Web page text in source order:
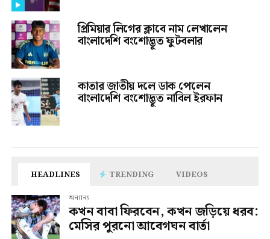
প্রিমিয়ার লিগের ক্লাবে নাম লেখালেন
বাংলাদেশি বংশোদ্ভূত ফুটবলার
কাতার জাতীয় দলে ডাক পেলেন
বাংলাদেশি বংশোদ্ভূত নাবিল ইরফান
HEADLINES TRENDING VIDEOS
অন্যান্য
কখন বাবা ফিরবেন, কখন জড়িয়ে ধরব:
মেসির পুরনো আবেগঘন বার্তা